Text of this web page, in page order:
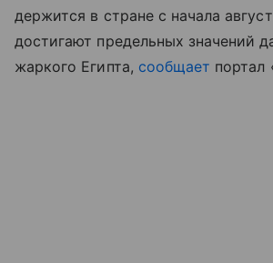
держится в стране с начала
достигают предельных значений
жаркого Египта, сообщает портал